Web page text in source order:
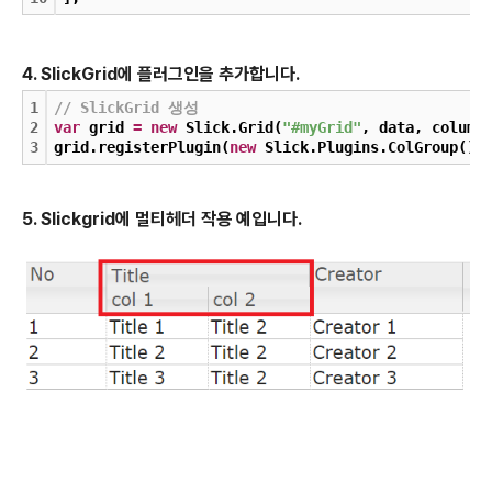
4. SlickGrid에 플러그인을 추가합니다.
1
2
3
// SlickGrid 생성
var grid = new Slick.Grid("#myGrid", data,
grid.registerPlugin(new Slick.Plugins.ColGroup())
5. Slickgrid에 멀티헤더 작용 예입니다.